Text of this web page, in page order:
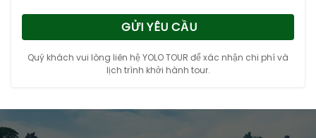
GỬI YÊU CẦU
Quý khách vui lòng liên hệ YOLO TOUR để xác nhận chi phí và
lịch trình khởi hành tour.